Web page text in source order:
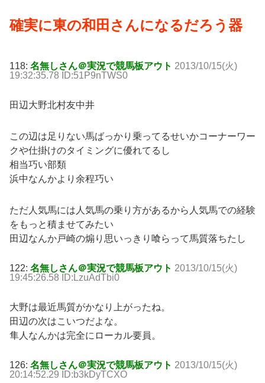
確実に東の和田さんになるだろう器
118: 名無しさん＠実況で競馬板アウト 2013/10/15(火)
19:32:35.78 ID:51P9nTWS0
田辺大野北村友中井
この辺は足りない馬ばっかり乗ってるせいかコーナーワー
クや仕掛けのタイミングに優れてるし
相当巧い部類
浜中なんかより余程巧い
ただ人気馬には人気馬の乗り方があるから人気馬での経験
をもっと積ませてみたい
田辺なんか戸崎の煽り思いっきり喰らって馬質落ちたし
122: 名無しさん＠実況で競馬板アウト 2013/10/15(火)
19:45:26.58 ID:LzuAdTbi0
大野は最近馬質がかなり上がったね。
田辺の次はこいつだよな。
隼人なんかは完全にローカル要員。
126: 名無しさん＠実況で競馬板アウト 2013/10/15(火)
20:14:52.29 ID:b3kDyTCXO